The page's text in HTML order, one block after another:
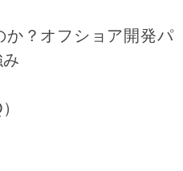
か？オフショア開発パ